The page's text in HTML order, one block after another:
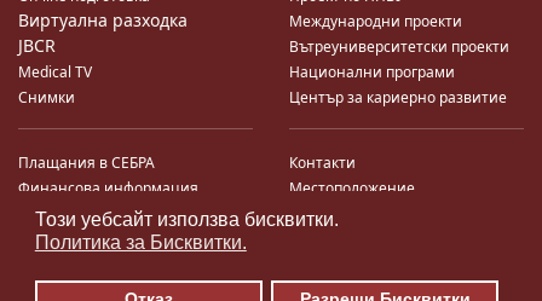
Този уебсайт използва бисквитки.
Политика за Бисквитки.
Виртуална разходка
JBCR
Medical TV
Снимки
Международни проекти
Вътреуниверситетски проекти
Национални програми
Център за кариерно развитие
Плащания в СЕБРА
Финансова информация
Система за финансово упр-е и
контрол
Търгове по ЗДС
Контакти
Местоположение
Карта на сайта